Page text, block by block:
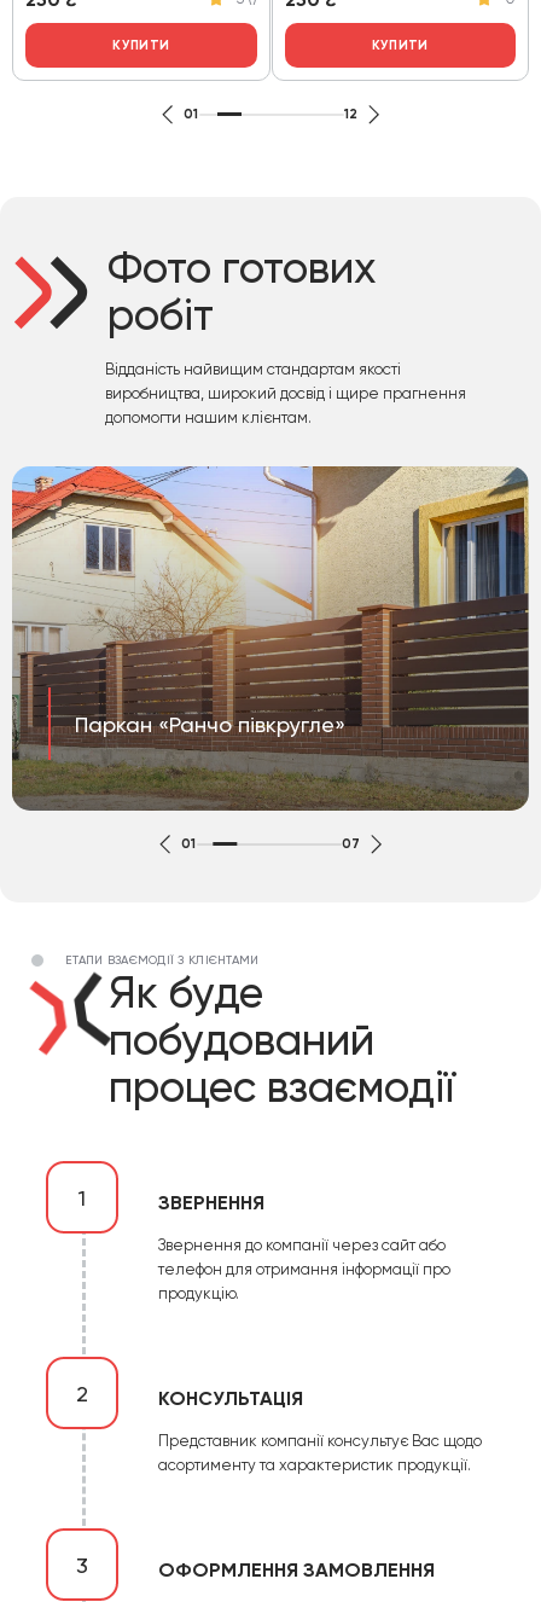
КУПИТИ КУПИТИ
01 12
Фото готових
робіт
Відданість найвищим стандартам якості
виробництва, широкий досвід і щире прагнення
допомогти нашим клієнтам.
Паркан «Ранчо півкругле»
01 07
ЕТАПИ ВЗАЄМОДІЇ З КЛІЄНТАМИ
Як буде
побудований
процес взаємодії
1 ЗВЕРНЕННЯ
Звернення до компанії через сайт або
телефон для отримання інформації про
продукцію.
2 КОНСУЛЬТАЦІЯ
Представник компанії консультує Вас щодо
асортименту та характеристик продукції.
3 ОФОРМЛЕННЯ ЗАМОВЛЕННЯ